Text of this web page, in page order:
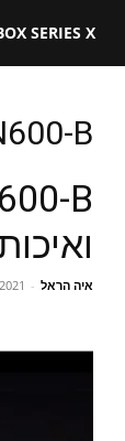
SERIES X
B
איה הראל -